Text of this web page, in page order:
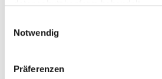
Notwendig
Präferenzen
Arztes und des
Dopingverstöße in diesem
schnell voran, wie es ihr juristisch